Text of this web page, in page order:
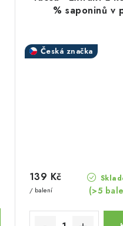
% saponinů v
Česká značka
(>5
139 Kč
/ balení